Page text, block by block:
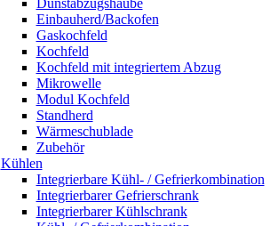
Dunstabzugshaube
Einbauherd/Backofen
Gaskochfeld
Kochfeld
Kochfeld mit integriertem Abzug
Mikrowelle
Modul Kochfeld
Standherd
Wärmeschublade
Zubehör
Kühlen
Integrierbare Kühl- / Gefrierkombination
Integrierbarer Gefrierschrank
Integrierbarer Kühlschrank